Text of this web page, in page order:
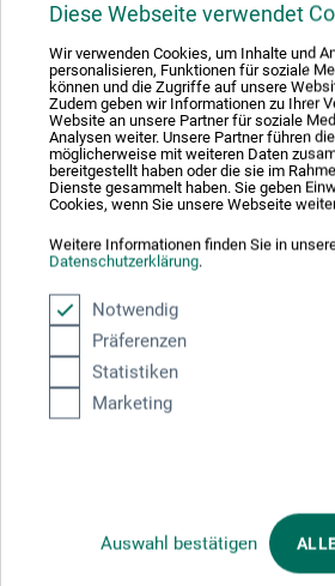
Diese Webseite verwendet
Wir verwenden Cookies, um Inhalte und
personalisieren, Funktionen für soziale
können und die Zugriffe auf unsere
Zudem geben wir Informationen zu Ihrer
Website an unsere Partner für soziale
Analysen weiter. Unsere Partner führen
möglicherweise mit weiteren Daten
bereitgestellt haben oder die sie im
Dienste gesammelt haben. Sie geben
Cookies, wenn Sie unsere Webseite
Weitere Informationen finden Sie in
Datenschutzerklärung.
Notwendig
Präferenzen
Statistiken
Marketing
Auswahl bestätigen
Partager:
Excellent coffre-fort
Nous expédions avec